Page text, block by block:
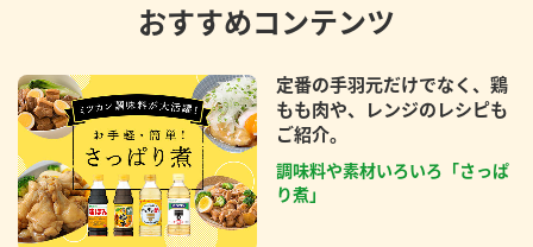
おすすめコンテンツ
定番の手羽元だけでなく、鶏
もも肉や、レンジのレシピも
ご紹介。
調味料や素材いろいろ「さっぱ
り煮」